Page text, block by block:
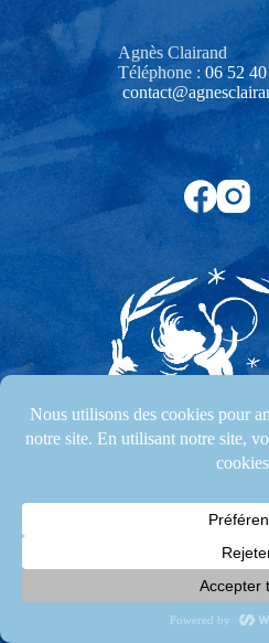
Agnès Clairand
Téléphone : 06 52
Accompagnante sur votre chemin